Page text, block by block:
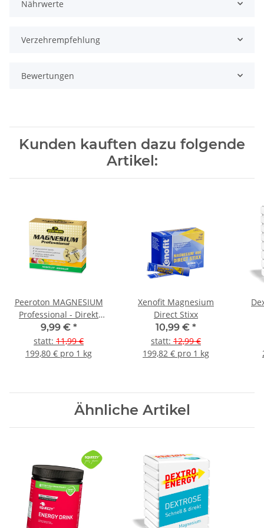
Nährwerte
Verzehrempfehlung
Bewertungen
Kunden kauften dazu folgende
Artikel:
Peeroton MAGNESIUM
Professional - Direkt
Sticks - Muskelfit
Manager 20 StückTropic
Maracuja
9,99 € *
statt: 11,99 €
199,80 € pro 1 kg
Xenofit Magnesium
Direct Stixx
10,99 € *
statt: 12,99 €
199,82 € pro 1 kg
Ähnliche Artikel